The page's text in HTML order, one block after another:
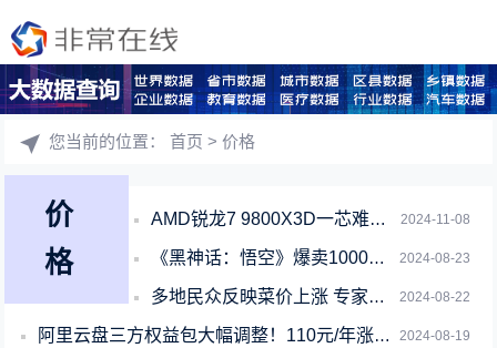
您当前的位置：首页 > 价格
价
格
2024-11-08
AMD锐龙7 9800X3D一芯难求！黄牛价格翻一倍不止
2024-08-23
《黑神话：悟空》爆卖1000万套！杨奇：一时之间有些懵怔 实在诚惶诚恐
2024-08-22
多地民众反映菜价上涨 专家：将在两三周内回归
2024-08-19
阿里云盘三方权益包大幅调整！110元/年涨至178元/年